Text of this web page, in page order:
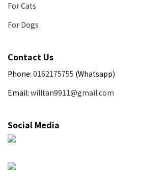
For Cats
For Dogs
Contact Us
Phone: 0162175755 (Whatsapp)
Email: willtan9911@gmail.com
Social Media